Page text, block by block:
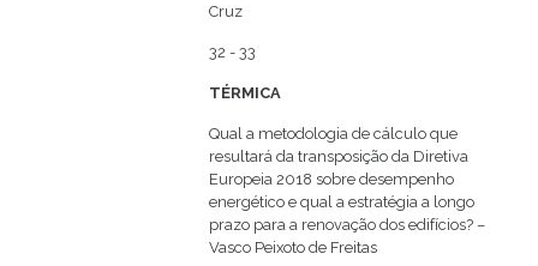
Cruz
32 - 33
TÉRMICA
Qual a metodologia de cálculo que
resultará da transposição da Diretiva
Europeia 2018 sobre desempenho
energético e qual a estratégia a longo
prazo para a renovação dos edifícios? –
Vasco Peixoto de Freitas